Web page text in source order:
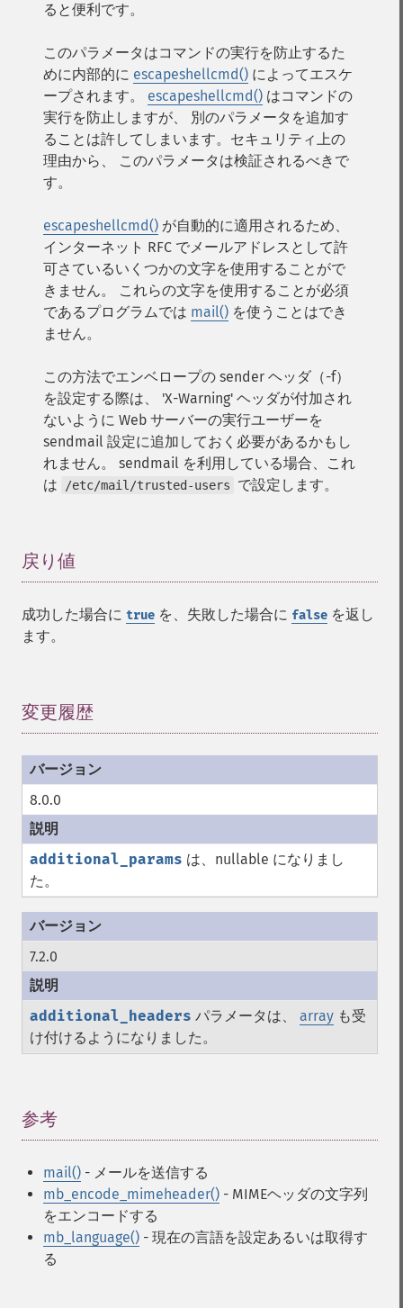
ると便利です。
このパラメータはコマンドの実行を防止するた
めに内部的に escapeshellcmd() によってエスケ
ープされます。 escapeshellcmd() はコマンドの
実行を防止しますが、 別のパラメータを追加す
ることは許してしまいます。セキュリティ上の
理由から、 このパラメータは検証されるべきで
す。
escapeshellcmd() が自動的に適用されるため、
インターネット RFC でメールアドレスとして許
可さているいくつかの文字を使用することがで
きません。 これらの文字を使用することが必須
であるプログラムでは mail() を使うことはでき
ません。
この方法でエンベロープの sender ヘッダ（-f）
を設定する際は、 'X-Warning' ヘッダが付加され
ないように Web サーバーの実行ユーザーを
sendmail 設定に追加しておく必要があるかもし
れません。 sendmail を利用している場合、これ
は
/etc/mail/trusted-users で設定します。
戻り値
成功した場合に true を、失敗した場合に false を返し
ます。
変更履歴
8.0.0
additional_params は、nullable になりまし
た。
7.2.0
additional_headers パラメータは、 array も受
け付けるようになりました。
参考
mail() - メールを送信する
mb_encode_mimeheader() - MIMEヘッダの文字列
をエンコードする
mb_language() - 現在の言語を設定あるいは取得す
る